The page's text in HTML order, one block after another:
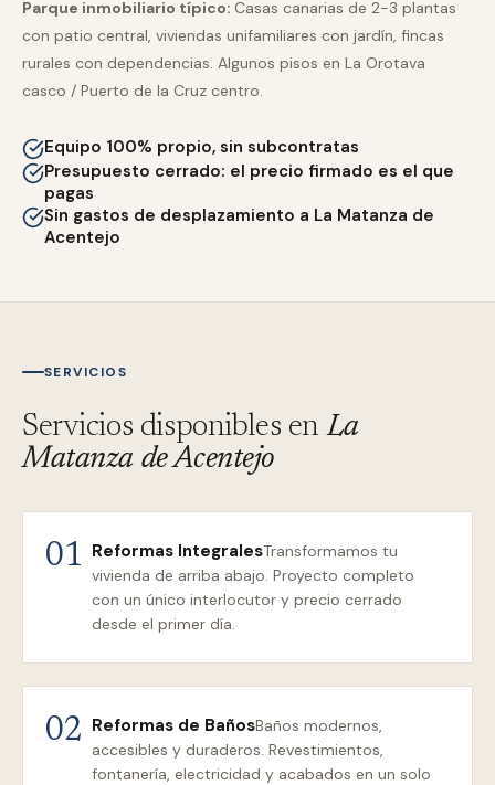
Parque inmobiliario típico: Casas canarias de 2-3 plantas
con patio central, viviendas unifamiliares con jardín, fincas
rurales con dependencias. Algunos pisos en La Orotava
casco / Puerto de la Cruz centro.
Equipo 100% propio, sin subcontratas
Presupuesto cerrado: el precio firmado es el que
pagas
Sin gastos de desplazamiento a La Matanza de
Acentejo
SERVICIOS
Servicios disponibles enLa
Matanza de Acentejo
01 Reformas IntegralesTransformamos tu
vivienda de arriba abajo. Proyecto completo
con un único interlocutor y precio cerrado
desde el primer día.
02 Reformas de BañosBaños modernos,
accesibles y duraderos. Revestimientos,
fontanería, electricidad y acabados en un solo